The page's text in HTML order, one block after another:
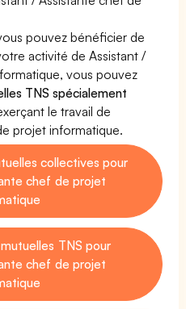
pouvez bénéficier de
activité de Assistant /
vous pouvez
TNS spécialement
le travail de
projet informatique.
collectives pour
chef de projet
TNS pour
chef de projet